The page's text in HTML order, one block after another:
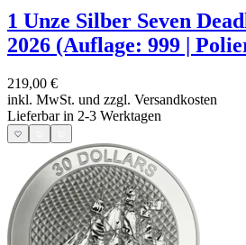
1 Unze Silber Seven
2026 (Auflage: 999 |
219,00 €
inkl. MwSt. und zzgl. Versandkosten
Lieferbar in 2-3 Werktagen